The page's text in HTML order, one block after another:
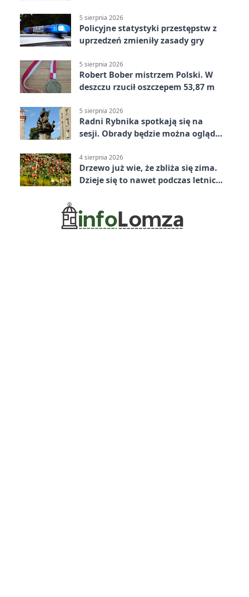
5 sierpnia 2026
Policyjne statystyki przestępstw z
uprzedzeń zmieniły zasady gry
5 sierpnia 2026
Robert Bober mistrzem Polski. W
deszczu rzucił oszczepem 53,87 m
5 sierpnia 2026
Radni Rybnika spotkają się na
sesji. Obrady będzie można oglądać
4 sierpnia 2026
Drzewo już wie, że zbliża się zima.
Dzieje się to nawet podczas letnich